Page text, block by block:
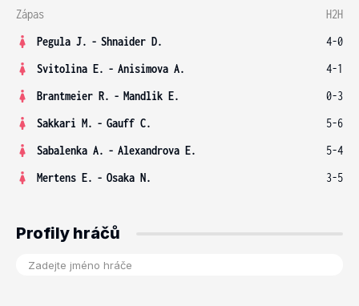
Zápas
H2H
Pegula J. - Shnaider D.
4-0
Svitolina E. - Anisimova A.
4-1
Brantmeier R. - Mandlik E.
0-3
Sakkari M. - Gauff C.
5-6
Sabalenka A. - Alexandrova E.
5-4
Mertens E. - Osaka N. 3-5
Profily hráčů